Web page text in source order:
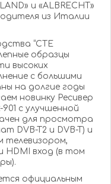
из Италии
“СТЕ
образцы
с большими
новинку Ресивер
901 с улучшенной
DVB-T2 и DVB-T) и
телевизором,